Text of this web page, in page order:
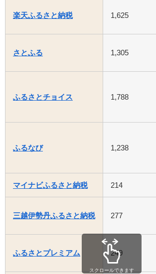
楽天ふるさと納税 1,625
さとふる 1,305
ふるさとチョイス 1,788
ふるなび 1,238
マイナビふるさと納税 214
三越伊勢丹ふるさと納税 277
ふるさとプレミアム 249
スクロールできます